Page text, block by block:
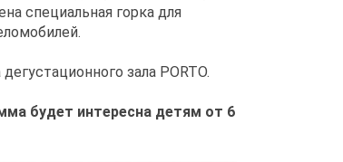
специальная горка для
зала PORTO.
будет интересна детям от 6